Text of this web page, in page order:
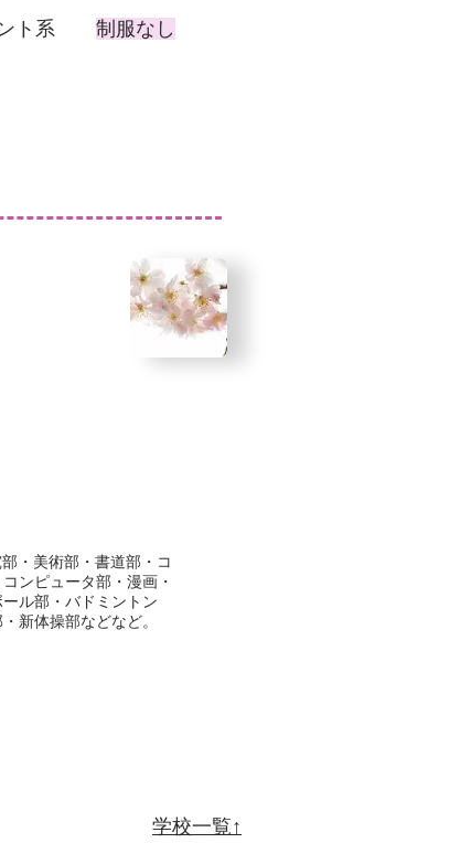
ト系 制服なし
・美術部・書道部・コ
ンピュータ部・漫画・
ル部・バドミントン
新体操部などなど。
学校一覧↑